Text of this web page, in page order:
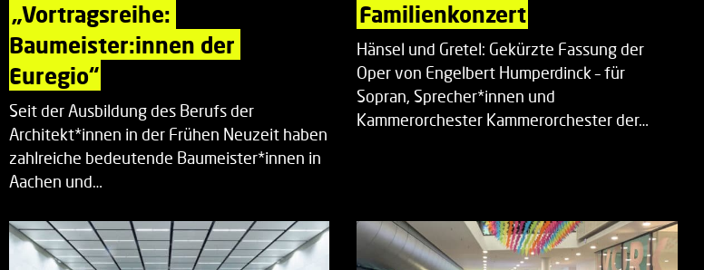
„Vortragsreihe:
Baumeister:innen der
Euregio“
Seit der Ausbildung des Berufs der
Architekt*innen in der Frühen Neuzeit haben
zahlreiche bedeutende Baumeister*innen in
Aachen und…
Familienkonzert
Hänsel und Gretel: Gekürzte Fassung der
Oper von Engelbert Humperdinck – für
Sopran, Sprecher*innen und
Kammerorchester Kammerorchester der…